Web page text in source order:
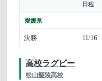
日程
愛媛県
決勝 11/16
高校ラグビー
松山聖陵高校